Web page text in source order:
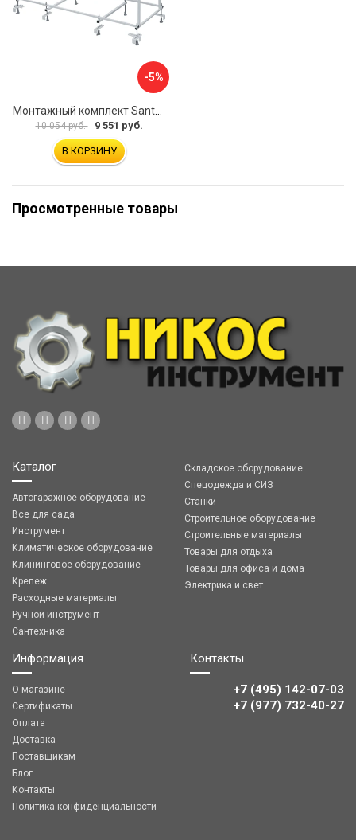
-5%
10 054 руб. 9 551 руб.
В КОРЗИНУ
Просмотренные товары
Каталог
Автогаражное оборудование
Все для сада
Инструмент
Климатическое оборудование
Клининговое оборудование
Крепеж
Расходные материалы
Ручной инструмент
Сантехника
Складское оборудование
Спецодежда и СИЗ
Станки
Строительное оборудование
Строительные материалы
Товары для отдыха
Товары для офиса и дома
Электрика и свет
Информация
О магазине
Сертификаты
Оплата
Доставка
Поставщикам
Блог
Контакты
Политика конфиденциальности
Контакты
+7 (495) 142-07-03
‎‎+7 (977) 732-40-27